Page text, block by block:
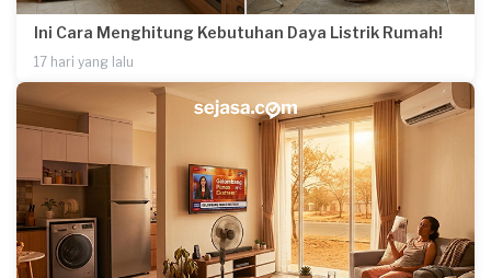
Ini Cara Menghitung Kebutuhan Daya Listrik Rumah!
17 hari yang lalu